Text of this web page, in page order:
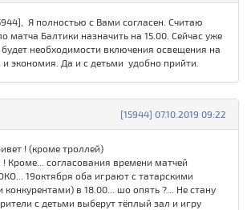
Я полностью с Вами согласен. Считаю
матча Балтики назначить на 15.00. Сейчас уже
будет необходимости включения освещения на
экономия. Да и с детьми удобно прийти.
[15944] 07.10.2019 09:22
! (кроме троллей)
! Кроме... согласования времени матчей
19октября оба играют с татарскими
в 18.00... шо опять ?... Не стану
с детьми выберут тёплый зал и игру